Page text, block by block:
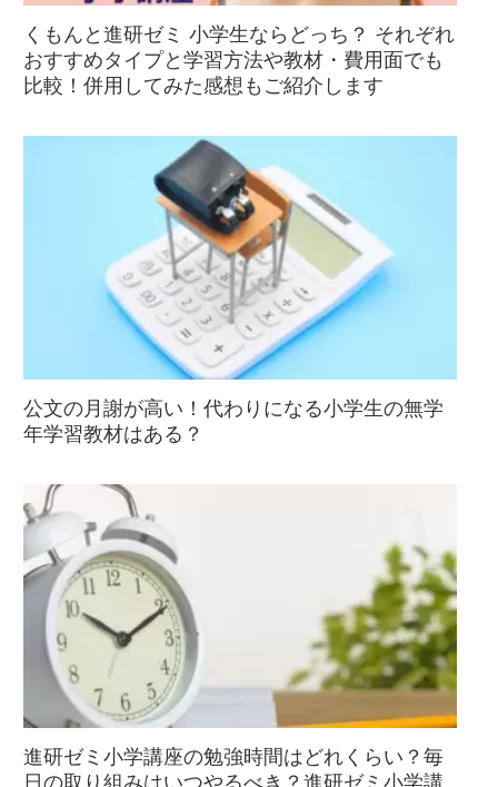
くもんと進研ゼミ 小学生ならどっち？ それぞれ
おすすめタイプと学習方法や教材・費用面でも
比較！併用してみた感想もご紹介します
公文の月謝が高い！代わりになる小学生の無学
年学習教材はある？
進研ゼミ小学講座の勉強時間はどれくらい？毎